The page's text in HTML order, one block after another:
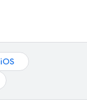
iOS